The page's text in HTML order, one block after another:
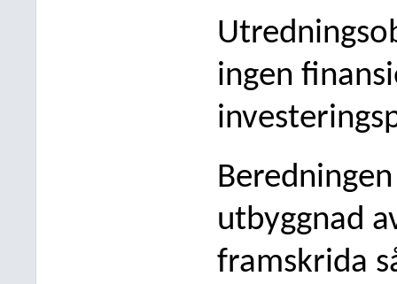
ingen
utbyggnad
framskrida